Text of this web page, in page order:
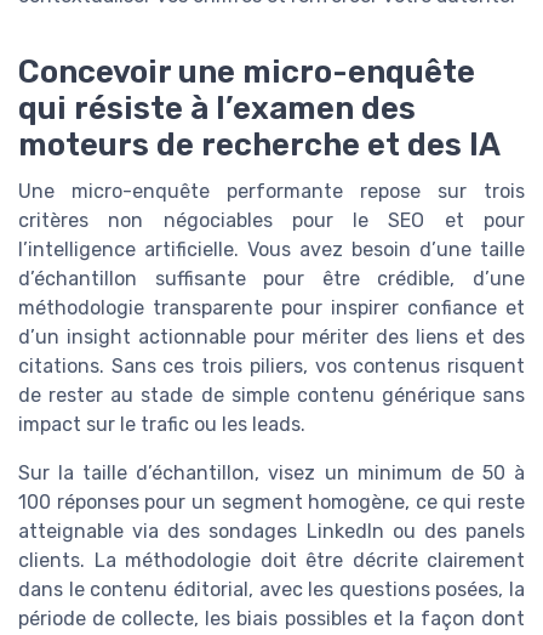
Concevoir une micro-enquête
qui résiste à l’examen des
moteurs de recherche et des IA
Une micro-enquête performante repose sur trois
critères non négociables pour le SEO et pour
l’intelligence artificielle. Vous avez besoin d’une taille
d’échantillon suffisante pour être crédible, d’une
méthodologie transparente pour inspirer confiance et
d’un insight actionnable pour mériter des liens et des
citations. Sans ces trois piliers, vos contenus risquent
de rester au stade de simple contenu générique sans
impact sur le trafic ou les leads.
Sur la taille d’échantillon, visez un minimum de 50 à
100 réponses pour un segment homogène, ce qui reste
atteignable via des sondages LinkedIn ou des panels
clients. La méthodologie doit être décrite clairement
dans le contenu éditorial, avec les questions posées, la
période de collecte, les biais possibles et la façon dont